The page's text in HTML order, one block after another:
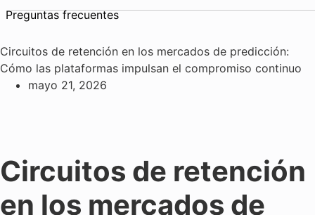
Preguntas frecuentes
Circuitos de retención en los mercados de predicción:
Cómo las plataformas impulsan el compromiso continuo
mayo 21, 2026
Circuitos de retención
en los mercados de